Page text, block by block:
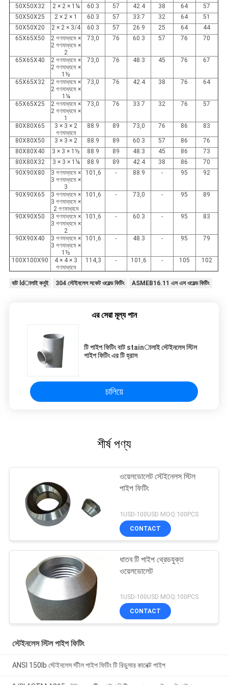
50X50X32
2 × 2 × 1¼ 60.3 57 42.4 38 64
57
50X50X25
2 × 2 × 1 60.3 57 33.7 32 64
51
50X50X20
2 × 2 × 3/4 60.3 57 26.9 25 64
44
65X65X50
2 গণমাধ্যমে ×
2 গণমাধ্যমে ×
2
73,0 76 60.3 57 76 70
65X65X40
2 গণমাধ্যমে ×
2 গণমাধ্যমে ×
1½
73,0 76 48.3 45 76 67
65X65X32
2 গণমাধ্যমে ×
2 গণমাধ্যমে ×
1¼
73,0 76 42.4 38 76 64
65X65X25
2 গণমাধ্যমে ×
2 গণমাধ্যমে ×
1
73,0 76 33.7 32 76 57
80X80X65
3 × 3 × 2
গণমাধ্যমে
88.9 89 73,0 76 86 83
80X80X50 3 × 3 × 2 88.9 89 60.3 57 86
76
80X80X40
3 × 3 × 1½ 88.9 89 48.3 45 86
73
80X80X32
3 × 3 × 1¼ 88.9 89 42.4 38 86
70
90X90X80
3 গণমাধ্যমে ×
3 গণমাধ্যমে ×
3
101,6 - 88.9 - 95 92
90X90X65
3 গণমাধ্যমে ×
3 গণমাধ্যমে ×
2 গণমাধ্যমে
101,6 - 73,0 - 95 89
90X90X50
3 গণমাধ্যমে ×
3 গণমাধ্যমে ×
2
101,6 - 60.3 - 95 83
90X90X40
3 গণমাধ্যমে ×
3 গণমাধ্যমে ×
1½
101,6 - 48.3 - 95 79
100X100X90
4 × 4 × 3
গণমাধ্যমে
114,3 - 101,6 - 105 102
বাট ldালাই কনুই 304 স্টেইনলেস সকেট ওয়েল্ড ফিটিং ASMEB16.11 এস এস ওয়েল্ড ফিটিং
এর সেরা মূল্য পান
টি পাইপ ফিটিং বাট stainালাই স্টেইনলেস স্টিল
পাইপ ফিটিং এর টি হ্রাস
চালিয়ে
শীর্ষ পণ্য
ওয়েলডোলেট স্টেইনেলস স্টিল
পাইপ ফিটিং
1USD-100USD MOQ:100PCS
CONTACT
ধাতব টি পাইপ থ্রেডযুক্ত
ওয়েলডোলেট
1USD-100USD MOQ:100PCS
CONTACT
স্টেইনলেস স্টিল পাইপ ফিটিং
ANSI 150lb স্টেইনলেস স্টীল পাইপ ফিটিং টি রিডুসার কানেক্ট পাইপ